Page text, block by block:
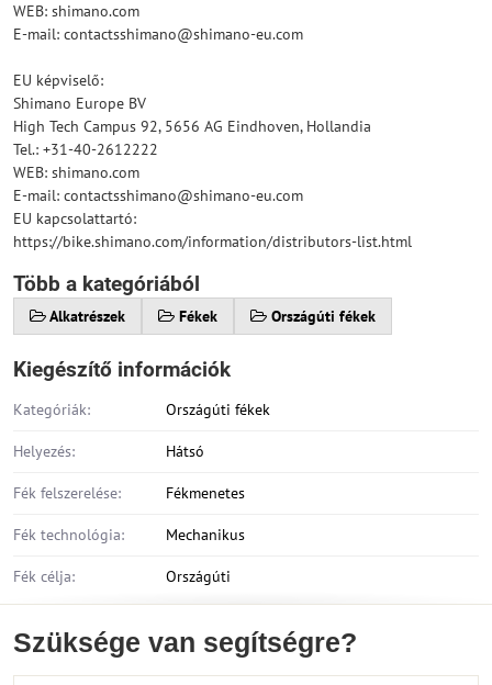
WEB: shimano.com
E-mail: contactsshimano@shimano-eu.com
EU képviselő:
Shimano Europe BV
High Tech Campus 92, 5656 AG Eindhoven, Hollandia
Tel.: +31-40-2612222
WEB: shimano.com
E-mail: contactsshimano@shimano-eu.com
EU kapcsolattartó:
https://bike.shimano.com/information/distributors-list.html
Több a kategóriából
Alkatrészek Fékek Országúti fékek
Kiegészítő információk
Kategóriák: Országúti fékek
Helyezés: Hátsó
Fék felszerelése: Fékmenetes
Fék technológia: Mechanikus
Fék célja: Országúti
Szüksége van segítségre?